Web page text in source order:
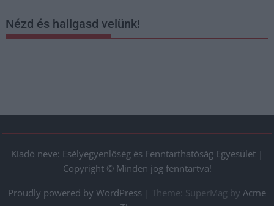
Nézd és hallgasd velünk!
Kiadó neve: Esélyegyenlőség és Fenntarthatóság Egyesület |
Copyright © Minden jog fenntartva!
Proudly powered by WordPress
Theme: SuperMag by Acme